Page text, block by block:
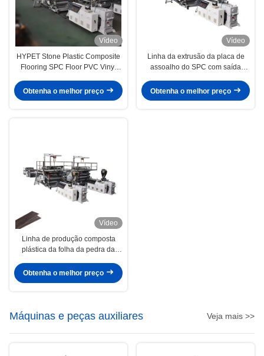
Vídeo
HYPET Stone Plastic Composite
Flooring SPC Floor PVC Vinyl
Production Making Machine
Supplier
Obtenha o melhor preço
Vídeo
Linha da extrusão da placa de
assoalho do SPC com saída
extrusora de parafuso 95/192
Obtenha o melhor preço
Vídeo
Linha de produção composta
plástica da folha da pedra da
do revestimento do SPC
Obtenha o melhor preço
Máquinas e peças auxiliares Veja mais >>